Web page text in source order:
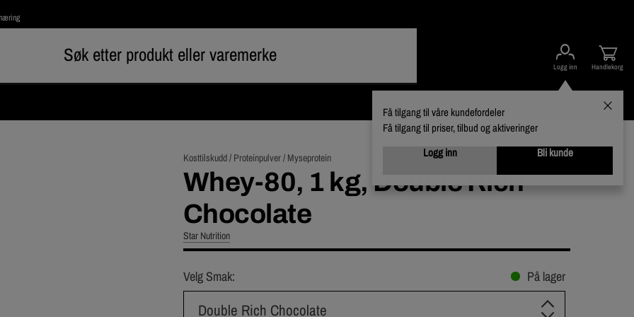
Logg inn
Få tilgang til våre kundefordeler
Få tilgang til priser, tilbud og aktiveringer
Logg inn
Bli kunde
Handlekorg
Varumerker
Kosttilskudd / Proteinpulver / Myseprotein
Whey-80, 1 kg, Double Rich
Chocolate
Star Nutrition
Velg Smak: På lager
Double Rich Chocolate